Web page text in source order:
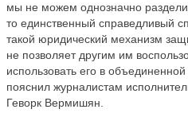
мы не можем однозначно
то единственный справедливый
такой юридический механизм
не позволяет другим им
использовать его в
пояснил журналистам
Геворк Вермишян.